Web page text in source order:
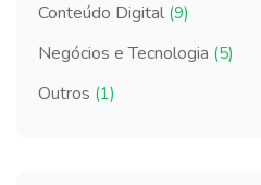
Conteúdo Digital (9)
Negócios e Tecnologia (5)
Outros (1)